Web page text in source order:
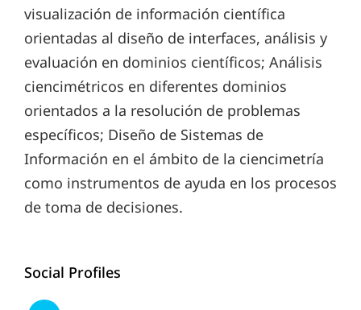
visualización de información científica
orientadas al diseño de interfaces, análisis y
evaluación en dominios científicos; Análisis
ciencimétricos en diferentes dominios
orientados a la resolución de problemas
específicos; Diseño de Sistemas de
Información en el ámbito de la ciencimetría
como instrumentos de ayuda en los procesos
de toma de decisiones.
Social Profiles